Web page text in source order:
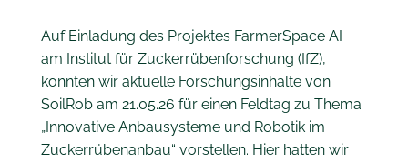
Auf Einladung des Projektes FarmerSpace AI
am Institut für Zuckerrübenforschung (IfZ),
konnten wir aktuelle Forschungsinhalte von
SoilRob am 21.05.26 für einen Feldtag zu Thema
„Innovative Anbausysteme und Robotik im
Zuckerrübenanbau“ vorstellen. Hier hatten wir